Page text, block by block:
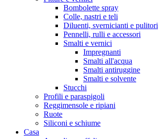
Bombolette spray
Colle, nastri e teli
Diluenti, svernicianti e pulitori
Pennelli, rulli e accessori
Smalti e vernici
Impregnanti
Smalti all'acqua
Smalti antiruggine
Smalti e solvente
Stucchi
Profili e paraspigoli
Reggimensole e ripiani
Ruote
Siliconi e schiume
Casa